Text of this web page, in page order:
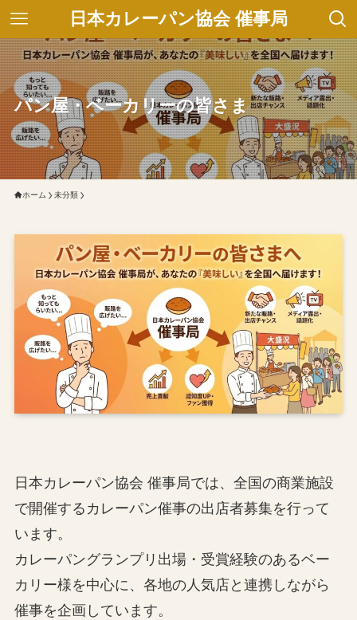
日本カレーパン協会 催事局
パン屋・ベーカリーの皆さま
ホーム 未分類
日本カレーパン協会 催事局では、全国の商業施設
で開催するカレーパン催事の出店者募集を行って
います。
カレーパングランプリ出場・受賞経験のあるベー
カリー様を中心に、各地の人気店と連携しながら
催事を企画しています。